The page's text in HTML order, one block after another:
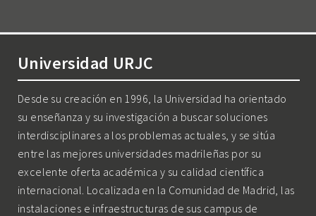
Universidad URJC
Desde su creación en 1996, la Universidad ha orientado
su enseñanza y su investigación a buscar soluciones
interdisciplinares a los problemas actuales, y se sitúa
entre las mejores universidades madrileñas por su
excelente oferta académica y su calidad científica
internacional. Localizada en la Comunidad de Madrid, las
instalaciones e infraestructuras de sus campus de